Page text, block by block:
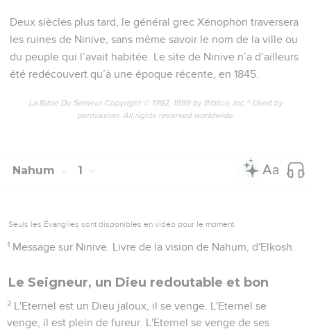
Deux siècles plus tard, le général grec Xénophon traversera
les ruines de Ninive, sans même savoir le nom de la ville ou
du peuple qui l’avait habitée. Le site de Ninive n’a d’ailleurs
été redécouvert qu’à une époque récente, en 1845.
La Bible Du Semeur Copyright © 1992, 1999 by Biblica, Inc.® Used by
permission. All rights reserved worldwide.
Nahum 1
Seuls les Évangiles sont disponibles en vidéo pour le moment.
1 Message sur Ninive. Livre de la vision de Nahum, d'Elkosh.
Le Seigneur, un Dieu redoutable et bon
2 L'Eternel est un Dieu jaloux, il se venge. L'Eternel se
venge, il est plein de fureur. L'Eternel se venge de ses